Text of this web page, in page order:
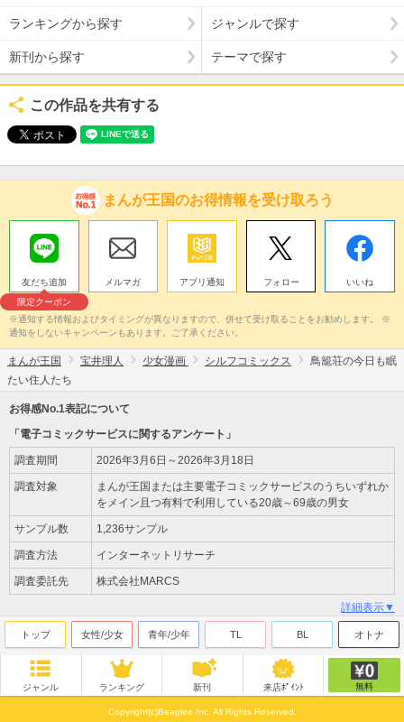
ランキングから探す ジャンルで探す
新刊から探す テーマで探す
この作品を共有する
まんが王国のお得情報を受け取ろう
友だち追加
限定クーポン
メルマガ アプリ通知 フォロー いいね
※通知する情報およびタイミングが異なりますので、併せて受け取ることをお勧めします。 ※
通知をしないキャンペーンもあります。ご了承ください。
まんが王国 宝井理人 少女漫画 シルフコミックス
鳥籠荘の今日も眠
たい住人たち
お得感No.1表記について
「電子コミックサービスに関するアンケート」
調査期間 2026年3月6日～2026年3月18日
調査対象
まんが王国または主要電子コミックサービスのうちいずれか
をメイン且つ有料で利用している20歳～69歳の男女
サンプル数 1,236サンプル
調査方法 インターネットリサーチ
調査委託先 株式会社MARCS
詳細表示▼
トップ 女性/少女 青年/少年 TL BL オトナ
ジャンル ランキング 新刊 来店ﾎﾟｲﾝﾄ 無料
Copyright(c)Beaglee Inc. All Rights Reserved.